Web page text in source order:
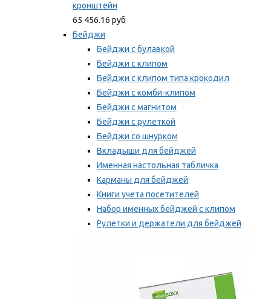
кронштейн
65 456.16 руб
Бейджи
Бейджи с булавкой
Бейджи с клипом
Бейджи с клипом типа крокодил
Бейджи с комби-клипом
Бейджи с магнитом
Бейджи с рулеткой
Бейджи со шнурком
Вкладыши для бейджей
Именная настольная табличка
Карманы для бейджей
Книги учета посетителей
Набор именных бейджей с клипом
Рулетки и держатели для бейджей